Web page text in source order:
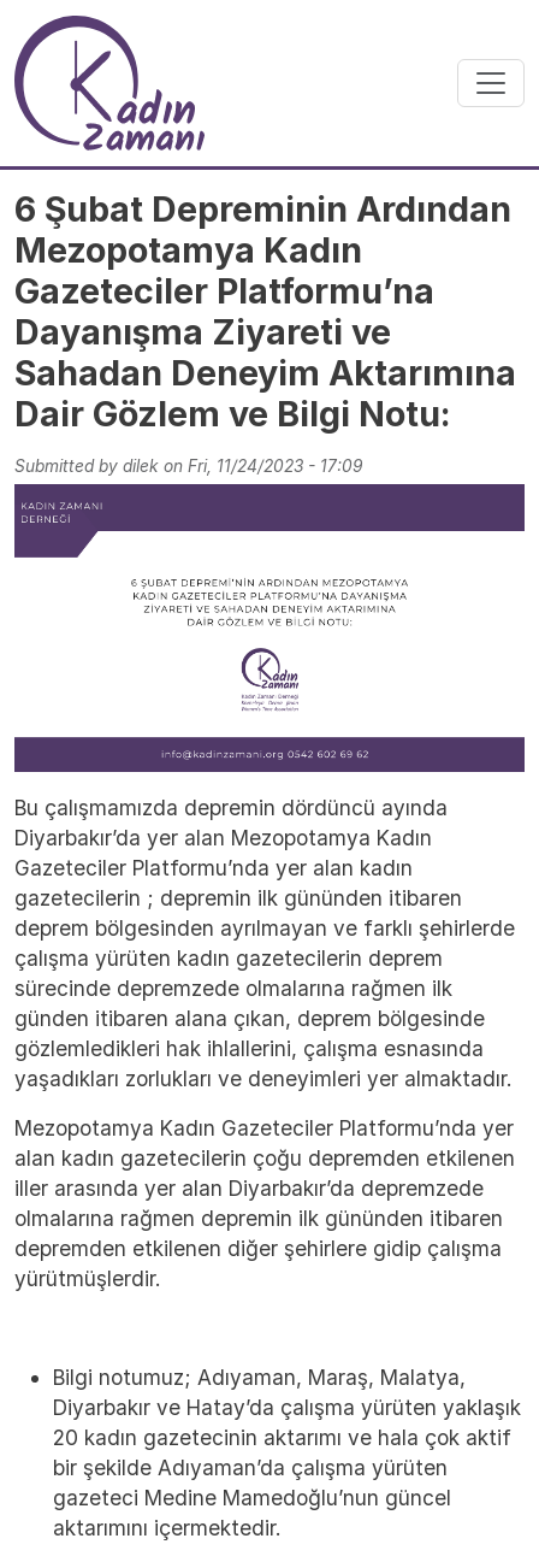
Skip to main content
6 Şubat Depreminin Ardından
Mezopotamya Kadın
Gazeteciler Platformu’na
Dayanışma Ziyareti ve
Sahadan Deneyim Aktarımına
Dair Gözlem ve Bilgi Notu:
Submitted by dilek on Fri, 11/24/2023 - 17:09
Bu çalışmamızda depremin dördüncü ayında
Diyarbakır’da yer alan Mezopotamya Kadın
Gazeteciler Platformu’nda yer alan kadın
gazetecilerin ; depremin ilk gününden itibaren
deprem bölgesinden ayrılmayan ve farklı şehirlerde
çalışma yürüten kadın gazetecilerin deprem
sürecinde depremzede olmalarına rağmen ilk
günden itibaren alana çıkan, deprem bölgesinde
gözlemledikleri hak ihlallerini, çalışma esnasında
yaşadıkları zorlukları ve deneyimleri yer almaktadır.
Mezopotamya Kadın Gazeteciler Platformu’nda yer
alan kadın gazetecilerin çoğu depremden etkilenen
iller arasında yer alan Diyarbakır’da depremzede
olmalarına rağmen depremin ilk gününden itibaren
depremden etkilenen diğer şehirlere gidip çalışma
yürütmüşlerdir.
Bilgi notumuz; Adıyaman, Maraş, Malatya,
Diyarbakır ve Hatay’da çalışma yürüten yaklaşık
20 kadın gazetecinin aktarımı ve hala çok aktif
bir şekilde Adıyaman’da çalışma yürüten
gazeteci Medine Mamedoğlu’nun güncel
aktarımını içermektedir.